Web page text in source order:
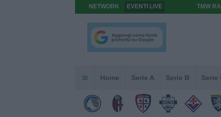
NETWORK EVENTI LIVE TMW
Home Serie A Serie B Serie